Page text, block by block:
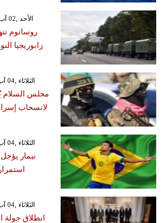
GMT 13:38 2026 الأحد ,02 آب / أغسطس
روساتوم
زابوريجيا
GMT 12:50 2026 الثلاثاء ,04 آب / أغسطس
مجلس
لانسحاب
GMT 16:04 2026 الثلاثاء ,04 آب / أغسطس
نيمار
GMT 12:37 2026 الثلاثاء ,04 آب / أغسطس
انطلاق جولة